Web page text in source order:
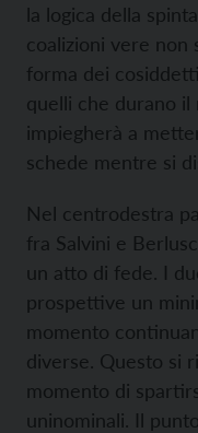
la logica della
coalizioni vere non
forma dei
quelli che durano il
impiegherà a
schede mentre si
Nel centrodestra
fra Salvini e
un atto di fede. I
prospettive un
momento
diverse. Questo si
momento di
uninominali. Il